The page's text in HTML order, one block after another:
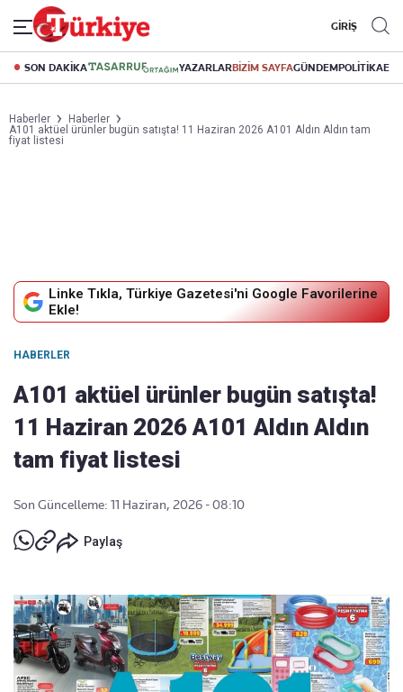
GİRİŞ
SON DAKİKA YAZARLARBİZİM SAYFAGÜNDEMPOLİTİKA
Haberler
Haberler
A101 aktüel ürünler bugün satışta! 11 Haziran 2026 A101 Aldın Aldın tam
fiyat listesi
Linke Tıkla, Türkiye Gazetesi'ni Google Favorilerine
Ekle!
HABERLER
A101 aktüel ürünler bugün satışta!
11 Haziran 2026 A101 Aldın Aldın
tam fiyat listesi
Son Güncelleme: 11 Haziran, 2026 - 08:10
Paylaş